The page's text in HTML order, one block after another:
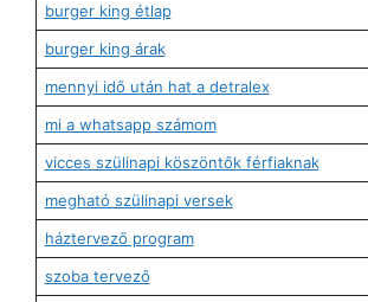
burger king étlap
burger king árak
mennyi idő után hat a detralex
mi a whatsapp számom
vicces szülinapi köszöntők férfiaknak
megható szülinapi versek
háztervező program
szoba tervező